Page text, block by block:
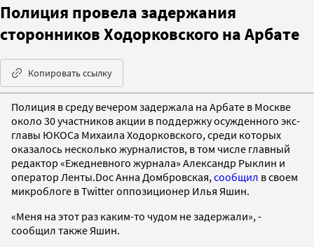
Полиция провела задержания
сторонников Ходорковского на Арбате
Копировать ссылку
Полиция в среду вечером задержала на Арбате в Москве
около 30 участников акции в поддержку осужденного экс-
главы ЮКОСа Михаила Ходорковского, среди которых
оказалось несколько журналистов, в том числе главный
редактор «Ежедневного журнала» Александр Рыклин и
оператор Ленты.Doc Анна Домбровская, сообщил в своем
микроблоге в Twitter оппозиционер Илья Яшин.
«Меня на этот раз каким-то чудом не задержали», -
сообщил также Яшин.